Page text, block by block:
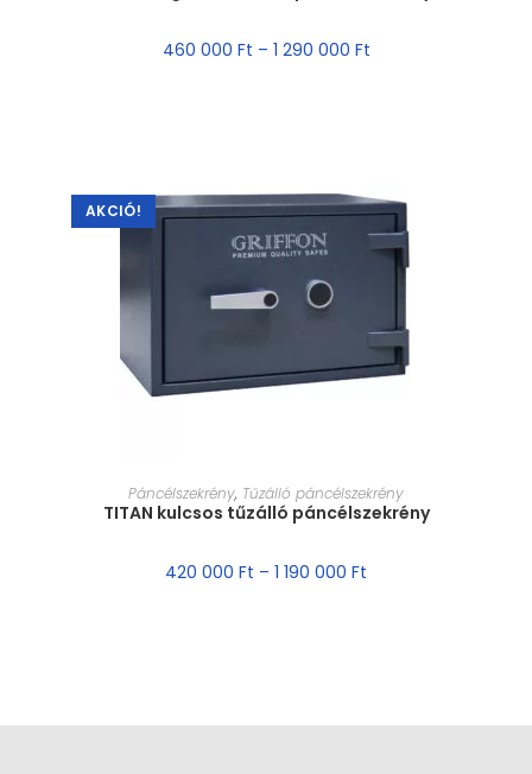
460 000 Ft – 1 290 000 Ft
AKCIÓ!
MÉRET VÁLASZTÁSA
Páncélszekrény, Tűzálló páncélszekrény
TITAN kulcsos tűzálló páncélszekrény
420 000 Ft – 1 190 000 Ft